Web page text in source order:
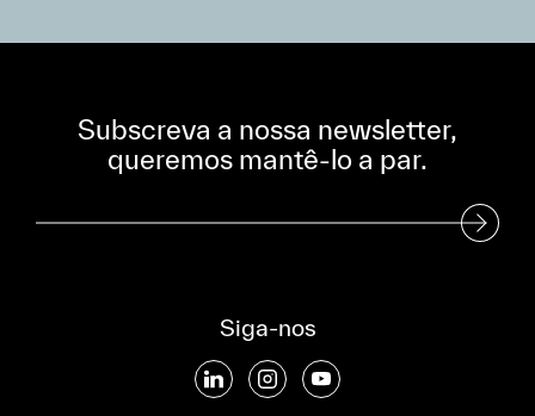
Subscreva a nossa newsletter,
queremos mantê-lo a par.
Subscreva a nossa Newsletter
Siga-nos